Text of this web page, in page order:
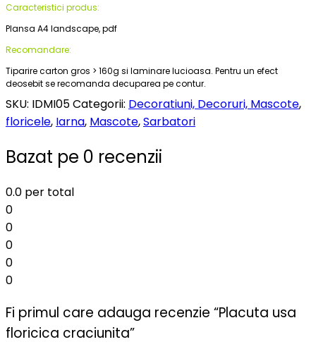
Caracteristici produs:
Plansa A4 landscape, pdf
Recomandare:
Tiparire carton gros > 160g si laminare lucioasa. Pentru un efect
deosebit se recomanda decuparea pe contur.
SKU: IDMI05Categorii: Decoratiuni, Decoruri, Mascote,
floricele, Iarna, Mascote,Sarbatori
Bazat pe 0 recenzii
0.0 per total
0
0
0
0
0
Fi primul care adauga recenzie “Placuta usa
floricica craciunita”